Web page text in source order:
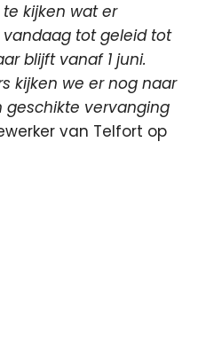
kijken wat er
tot geleid tot
blijft vanaf 1 juni.
kijken we er nog naar
vervanging
van Telfort op